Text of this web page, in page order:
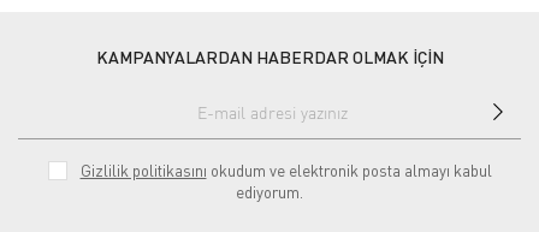
KAMPANYALARDAN HABERDAR OLMAK İÇİN
Gizlilik politikasını okudum ve elektronik posta almayı kabul
ediyorum.